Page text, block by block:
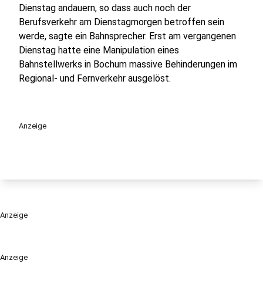
Anzeige
Dienstag andauern, so dass auch noch der
Berufsverkehr am Dienstagmorgen betroffen sein
werde, sagte ein Bahnsprecher. Erst am vergangenen
Dienstag hatte eine Manipulation eines
Bahnstellwerks in Bochum massive Behinderungen im
Regional- und Fernverkehr ausgelöst.
Anzeige
Anzeige